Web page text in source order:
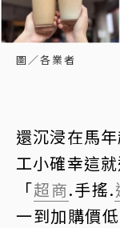
圖／各業者
還沉浸在馬
工小確幸這
「超商.手搖.
一到加購價